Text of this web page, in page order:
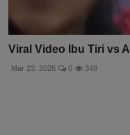
Viral Video Ibu Tiri vs
Mar 23, 2026 0 348